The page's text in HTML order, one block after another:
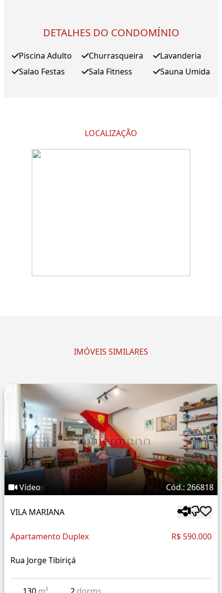
DETALHES DO CONDOMÍNIO
Piscina Adulto
Salao Festas
Churrasqueira
Sala Fitness
Lavanderia
Sauna Umida
LOCALIZAÇÃO
IMÓVEIS SIMILARES
Vídeo Cód.: 266818
VILA MARIANA
Apartamento Duplex R$ 590.000
Rua Jorge Tibiriçá